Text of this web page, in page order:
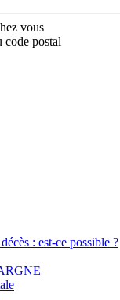
vous
code postal
: est-ce possible ?